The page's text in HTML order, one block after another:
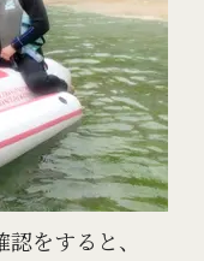
をすると、